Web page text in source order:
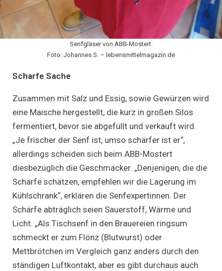
Senfgläser von ABB-Mostert.
Foto: Johannes S. – lebensmittelmagazin.de
Scharfe Sache
Zusammen mit Salz und Essig, sowie Gewürzen wird
eine Maische hergestellt, die kurz in großen Silos
fermentiert, bevor sie abgefüllt und verkauft wird.
„Je frischer der Senf ist, umso schärfer ist er“,
allerdings scheiden sich beim ABB-Mostert
diesbezüglich die Geschmäcker. „Denjenigen, die die
Schärfe schätzen, empfehlen wir die Lagerung im
Kühlschrank“, erklären die Senfexpertinnen. Der
Schärfe abträglich seien Sauerstoff, Wärme und
Licht. „Als Tischsenf in den Brauereien ringsum
schmeckt er zum Flönz (Blutwurst) oder
Mettbrötchen im Vergleich ganz anders durch den
ständigen Luftkontakt, aber es gibt durchaus auch